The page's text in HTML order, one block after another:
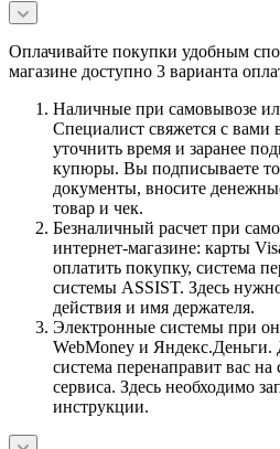
Оплачивайте покупки удобным
магазине доступно 3 варианта
Наличные при самовывозе
Специалист свяжется с вами
уточнить время и заранее
купюры. Вы подписываете
документы, вносите
товар и чек.
Безналичный расчет при
интернет-магазине: карты
оплатить покупку, система
системы ASSIST. Здесь
действия и имя держателя.
Электронные системы при
WebMoney и
система перенаправит вас
сервиса. Здесь необходимо
инструкции.